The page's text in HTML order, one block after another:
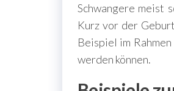
Schwangere meist
Kurz vor der
Beispiel im
werden können.